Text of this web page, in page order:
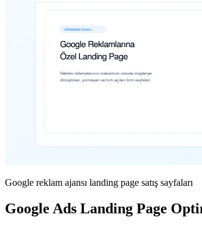
Google reklam ajansı landing page satış sayfaları
Google Ads Landing Page